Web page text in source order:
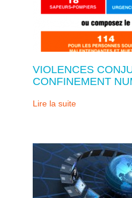
VIOLENCES
CONFINEMENT
Lire la suite